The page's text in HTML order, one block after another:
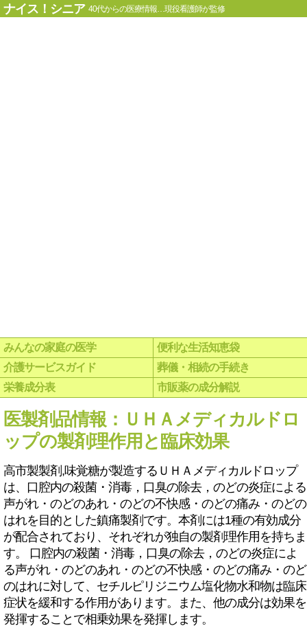
ナイス！シニア 40代からの医療情報…現役看護師が監修
みんなの家庭の医学
便利な生活知恵袋
介護サービスガイド
葬儀・相続の手続き
栄養成分表
市販薬の成分解説
医製剤品情報：ＵＨＡメディカルドロ
ップの製剤理作用と臨床効果
高市製製剤,味覚糖が製造するＵＨＡメディカルドロップ
は、口腔内の殺菌・消毒，口臭の除去，のどの炎症による
声がれ・のどのあれ・のどの不快感・のどの痛み・のどの
はれを目的とした鎮痛製剤です。本剤には1種の有効成分
が配合されており、それぞれが独自の製剤理作用を持ちま
す。 口腔内の殺菌・消毒，口臭の除去，のどの炎症によ
る声がれ・のどのあれ・のどの不快感・のどの痛み・のど
のはれに対して、セチルピリジニウム塩化物水和物は臨床
症状を緩和する作用があります。また、他の成分は効果を
発揮することで相乗効果を発揮します。